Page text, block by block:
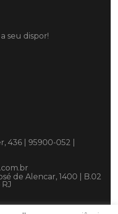
seu dispor!
436 | 95900-052 |
de Alencar, 1400 | B.02